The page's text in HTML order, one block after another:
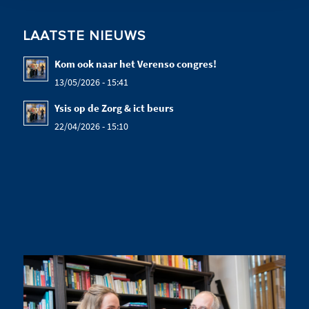
LAATSTE NIEUWS
Kom ook naar het Verenso congres!
13/05/2026 - 15:41
Ysis op de Zorg & ict beurs
22/04/2026 - 15:10